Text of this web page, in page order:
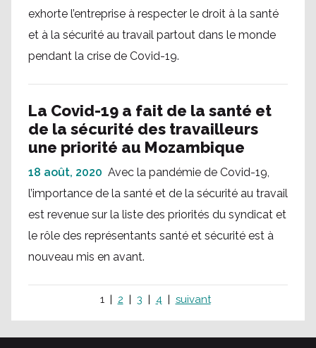
exhorte l’entreprise à respecter le droit à la santé
et à la sécurité au travail partout dans le monde
pendant la crise de Covid-19.
La Covid-19 a fait de la santé et
de la sécurité des travailleurs
une priorité au Mozambique
18 août, 2020 Avec la pandémie de Covid-19,
l’importance de la santé et de la sécurité au travail
est revenue sur la liste des priorités du syndicat et
le rôle des représentants santé et sécurité est à
nouveau mis en avant.
1 2 3 4 suivant